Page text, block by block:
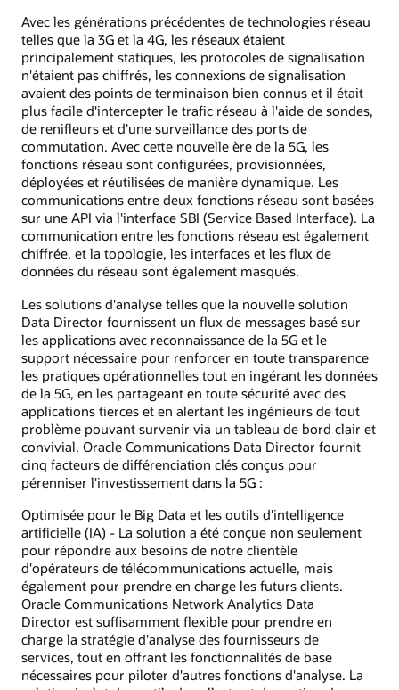
Avec les générations précédentes de technologies réseau
telles que la 3G et la 4G, les réseaux étaient
principalement statiques, les protocoles de signalisation
n'étaient pas chiffrés, les connexions de signalisation
avaient des points de terminaison bien connus et il était
plus facile d'intercepter le trafic réseau à l'aide de sondes,
de renifleurs et d'une surveillance des ports de
commutation. Avec cette nouvelle ère de la 5G, les
fonctions réseau sont configurées, provisionnées,
déployées et réutilisées de manière dynamique. Les
communications entre deux fonctions réseau sont basées
sur une API via l'interface SBI (Service Based Interface). La
communication entre les fonctions réseau est également
chiffrée, et la topologie, les interfaces et les flux de
données du réseau sont également masqués.
Les solutions d'analyse telles que la nouvelle solution
Data Director fournissent un flux de messages basé sur
les applications avec reconnaissance de la 5G et le
support nécessaire pour renforcer en toute transparence
les pratiques opérationnelles tout en ingérant les données
de la 5G, en les partageant en toute sécurité avec des
applications tierces et en alertant les ingénieurs de tout
problème pouvant survenir via un tableau de bord clair et
convivial. Oracle Communications Data Director fournit
cinq facteurs de différenciation clés conçus pour
pérenniser l'investissement dans la 5G :
Optimisée pour le Big Data et les outils d'intelligence
artificielle (IA) - La solution a été conçue non seulement
pour répondre aux besoins de notre clientèle
d'opérateurs de télécommunications actuelle, mais
également pour prendre en charge les futurs clients.
Oracle Communications Network Analytics Data
Director est suffisamment flexible pour prendre en
charge la stratégie d'analyse des fournisseurs de
services, tout en offrant les fonctionnalités de base
nécessaires pour piloter d'autres fonctions d'analyse. La